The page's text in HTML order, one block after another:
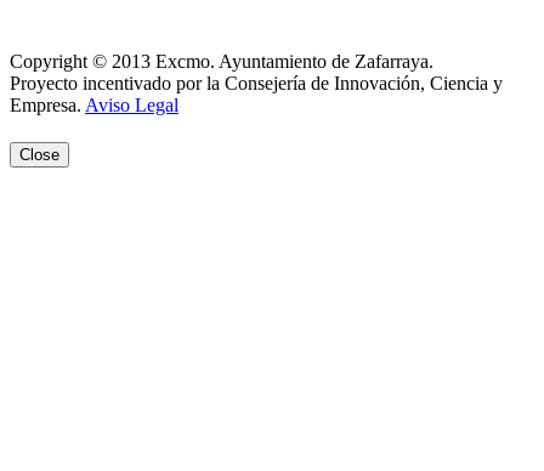
Copyright © 2013 Excmo. Ayuntamiento de Zafarraya.
Proyecto incentivado por la Consejería de Innovación, Ciencia y
Empresa. Aviso Legal
Close